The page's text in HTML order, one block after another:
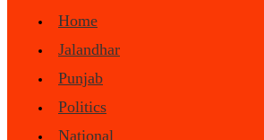
Home
Jalandhar
Punjab
Politics
National